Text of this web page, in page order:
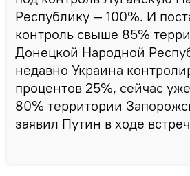
Республику — 100%. И
контроль свыше 85%
Донецкой Народной
недавно Украина
процентов 25%, сейчас
80% территории
заявил Путин в ходе